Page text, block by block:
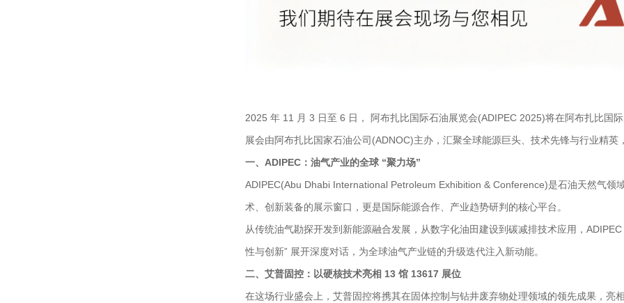
2025 年 11 月 3 日至 6 日， 阿布扎比国际石油展览会(ADIPEC 2025)将在阿布扎比国
展会由阿布扎比国家石油公司(ADNOC)主办，汇聚全球能源巨头、技术先锋与行业精
一、ADIPEC：油气产业的全球 “聚力场”
ADIPEC(Abu Dhabi International Petroleum Exhibition & Conference)是石油天然气领
术、创新装备的展示窗口，更是国际能源合作、产业趋势研判的核心平台。
从传统油气勘探开发到新能源融合发展，从数字化油田建设到碳减排技术应用，
性与创新” 展开深度对话，为全球油气产业链的升级迭代注入新动能。
二、艾普固控：以硬核技术亮相 13 馆 13617 展位
在这场行业盛会上，艾普固控将携其在固体控制与钻井废弃物处理领域的领先成果，亮